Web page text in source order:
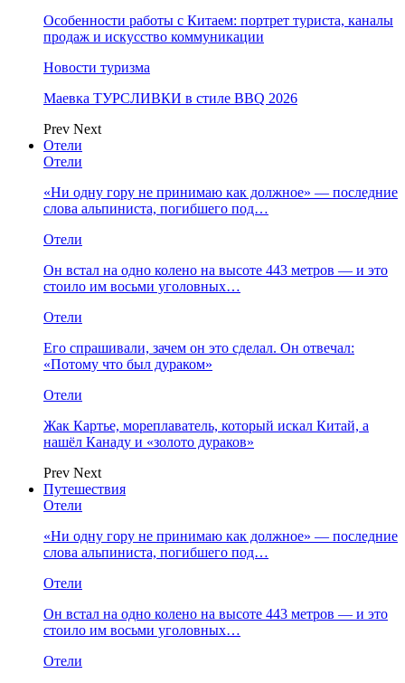
Особенности работы с Китаем: портрет туриста, каналы
продаж и искусство коммуникации
Новости туризма
Маевка ТУРСЛИВКИ в стиле BBQ 2026
Prev Next
Отели
Отели
«Ни одну гору не принимаю как должное» — последние
слова альпиниста, погибшего под…
Отели
Он встал на одно колено на высоте 443 метров — и это
стоило им восьми уголовных…
Отели
Его спрашивали, зачем он это сделал. Он отвечал:
«Потому что был дураком»
Отели
Жак Картье, мореплаватель, который искал Китай, а
нашёл Канаду и «золото дураков»
Prev Next
Путешествия
Отели
«Ни одну гору не принимаю как должное» — последние
слова альпиниста, погибшего под…
Отели
Он встал на одно колено на высоте 443 метров — и это
стоило им восьми уголовных…
Отели